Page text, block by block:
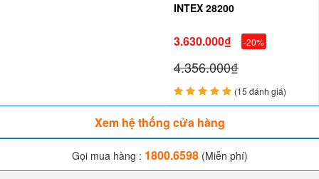
INTEX 28200
3.630.000₫ -20%
4.356.000₫
(15 đánh giá)
Xem hệ thống cửa hàng
Gọi mua hàng : 1800.6598(Miễn phí)